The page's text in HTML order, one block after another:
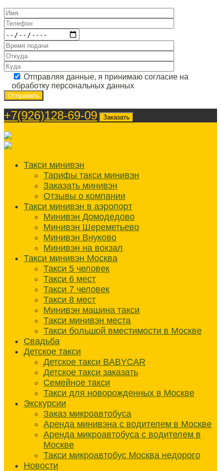
Отправляя данные, я принимаю согласие на
обработку персональных данных
+7(926)128-69-09 Заказать
Такси минивэн
Тарифы такси минивэн
Заказать минивэн
Отзывы о компании
Такси минивэн в аэропорт
Минивэн Домодедово
Минивэн Шереметьево
Минивэн Внуково
Минивэн на вокзал
Такси минивэн Москва
Такси 5 человек
Такси 6 мест
Такси 7 человек
Такси 8 мест
Минивэн машина такси
Такси минивэн места
Такси большой вместимости в Москве
Свадьба
Детское такси
Детское такси BABYCAR
Детское такси заказать
Семейное такси
Такси для новорожденных в Москве
Экскурсии
Заказ микроавтобуса
Аренда минивэна с водителем в Москве
Аренда микроавтобуса с водителем в
Москве
Такси микроавтобус Москва недорого
Новости